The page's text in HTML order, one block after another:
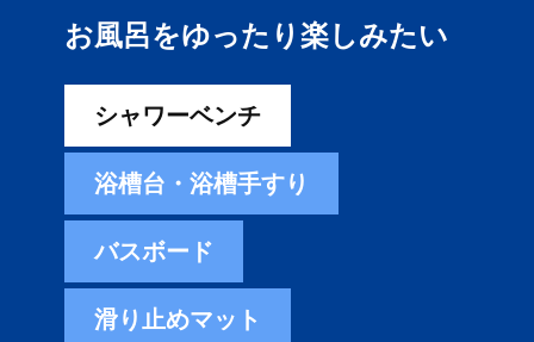
お風呂をゆったり楽しみ​たい
シャワーベンチ
浴槽台・浴槽手すり
バスボード
滑り止めマット